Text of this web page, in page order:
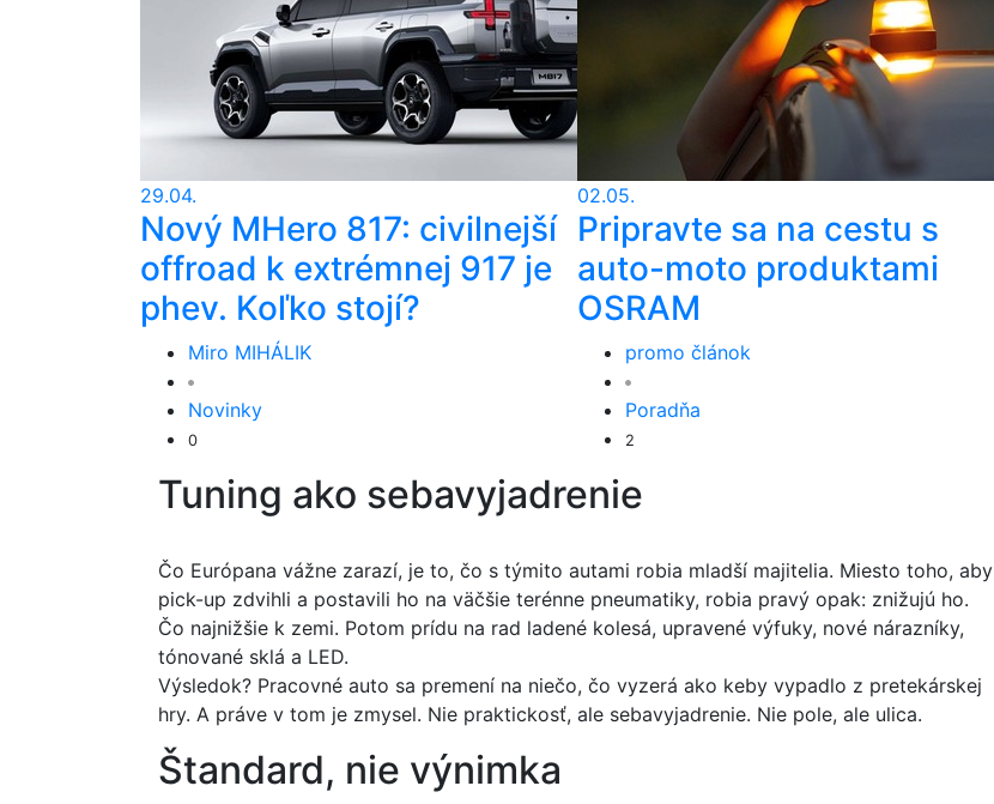
29.04.
Nový MHero 817: civilnejší
offroad k extrémnej 917 je
phev. Koľko stojí?
Miro MIHÁLIK
Novinky
0
02.05.
Pripravte sa na cestu s
auto-moto produktami
OSRAM
promo článok
Poradňa
2
Tuning ako sebavyjadrenie
Čo Európana vážne zarazí, je to, čo s týmito autami robia mladší majitelia. Miesto toho, aby
pick-up zdvihli a postavili ho na väčšie terénne pneumatiky, robia pravý opak: znižujú ho.
Čo najnižšie k zemi. Potom prídu na rad ladené kolesá, upravené výfuky, nové nárazníky,
tónované sklá a LED.
Výsledok? Pracovné auto sa premení na niečo, čo vyzerá ako keby vypadlo z pretekárskej
hry. A práve v tom je zmysel. Nie praktickosť, ale sebavyjadrenie. Nie pole, ale ulica.
Štandard, nie výnimka